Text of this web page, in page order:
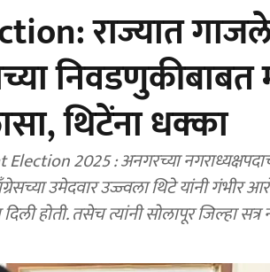
राज्यात
थिटेंना धक्का
2025 : अनगरच्या
उमेदवार उज्ज्वला थिटे यांनी गंभीर
होती. तसेच त्यांनी सोलापूर जिल्हा सत्र